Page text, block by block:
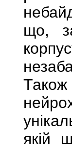
що,
Також
якій